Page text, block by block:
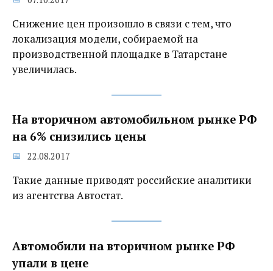
Снижение цен произошло в связи с тем, что
локализация модели, собираемой на
производственной площадке в Татарстане
увеличилась.
На вторичном автомобильном рынке РФ
на 6% снизились цены
22.08.2017
Такие данные приводят российские аналитики
из агентства Автостат.
Автомобили на вторичном рынке РФ
упали в цене